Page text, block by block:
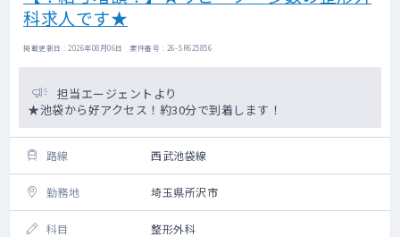
科求人です★
掲載更新日 : 2026年08月06日 案件番号 : 26-SR625856
担当エージェントより
★池袋から好アクセス！約30分で到着します！
路線 西武池袋線
勤務地 埼玉県所沢市
科目 整形外科